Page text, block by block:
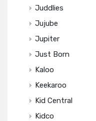
Juddlies
Jujube
Jupiter
Just Born
Kaloo
Keekaroo
Kid Central
Kidco